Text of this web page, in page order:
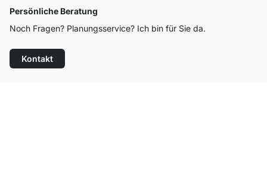
Persönliche Beratung
Noch Fragen? Planungsservice? Ich bin für Sie da.
Kontakt